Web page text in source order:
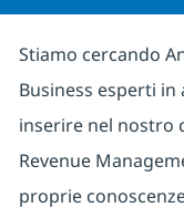
Stiamo cercando
Business esperti in
inserire nel nostro
Revenue
proprie